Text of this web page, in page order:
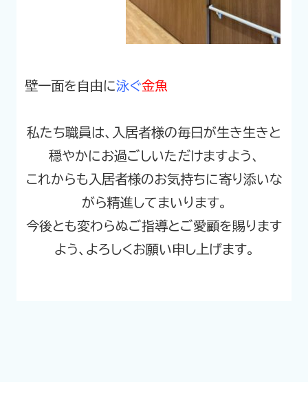
壁一面を自由に泳ぐ金魚
私たち職員は、入居者様の毎日が生き生きと
穏やかにお過ごしいただけますよう、
これからも入居者様のお気持ちに寄り添いな
がら精進してまいります。
今後とも変わらぬご指導とご愛顧を賜ります
よう、よろしくお願い申し上げます。